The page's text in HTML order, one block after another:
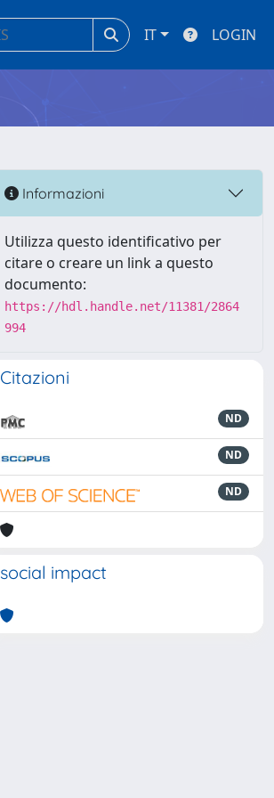
IT LOGIN
Informazioni
Utilizza questo identificativo per
citare o creare un link a questo
documento:
https://hdl.handle.net/11381/2864
994
Citazioni
ND
ND
ND
social impact